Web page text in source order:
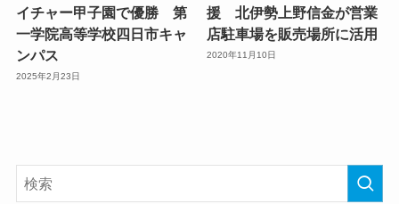
イチャー甲子園で優勝 第
一学院高等学校四日市キャ
ンパス
2025年2月23日
援 北伊勢上野信金が営業
店駐車場を販売場所に活用
2020年11月10日